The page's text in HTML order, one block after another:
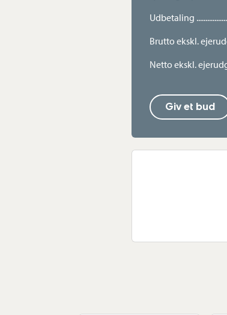
morgentimer.
funktionalitet. Her
samt et disponibelt
Beliggenheden
Området er roligt,
legepladser,
hverdagen til at hænge
bolig, hvor både
til at danne rammen
Udbetaling
Brutto ekskl.
Netto ekskl.
Giv et bud